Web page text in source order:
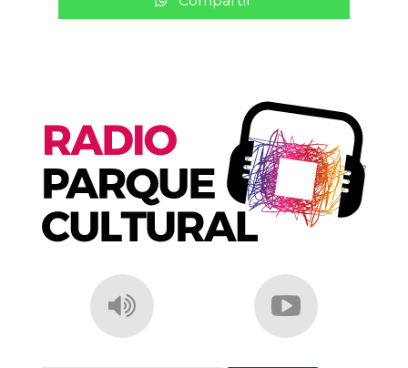
e te ts
p